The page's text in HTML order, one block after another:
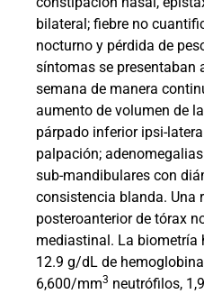
bilateral; fiebre no
nocturno y pérdida de
síntomas se presentaban
semana de manera
aumento de volumen de
párpado inferior ipsi-
palpación;
sub-mandibulares con
consistencia blanda. Una
posteroanterior de tórax
mediastinal. La biometría
12.9 g/dL de
6,600/mm3 neutrófilos,